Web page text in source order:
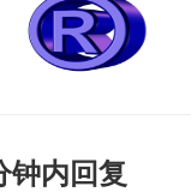
钟内回复